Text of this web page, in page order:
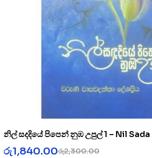
නිල් සදදියේ පිපෙන් නුඹ උපුල් 1 – Nil Sada
රු2,300.00
රු1,840.00